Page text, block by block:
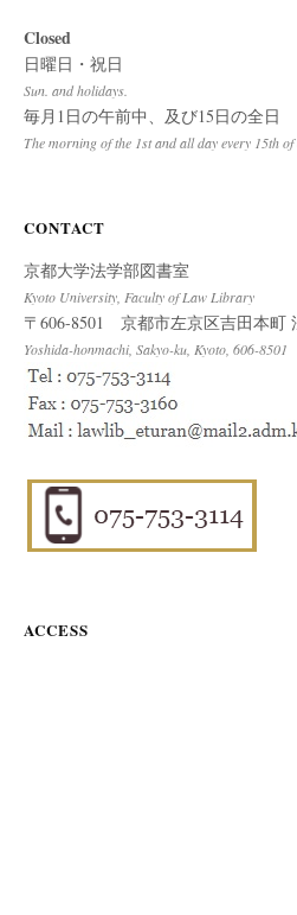
Closed
日曜日・祝日
Sun. and holidays.
毎月1日の午前中、及び15日の全日
The morning of the 1st and all day every 15th of
CONTACT
京都大学法学部図書室
Kyoto University, Faculty of Law Library
〒606-8501 京都市左京区吉田本町
Yoshida-honmachi, Sakyo-ku, Kyoto, 606-8501
ACCESS